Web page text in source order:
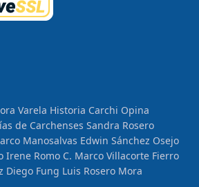
Varela Historia Carchi Opina
de Carchenses Sandra Rosero
Manosalvas Edwin Sánchez Osejo
Irene Romo C. Marco Villacorte Fierro
Diego Fung Luis Rosero Mora